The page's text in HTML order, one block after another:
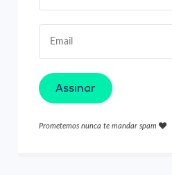
Assinar
Prometemos nunca te mandar spam